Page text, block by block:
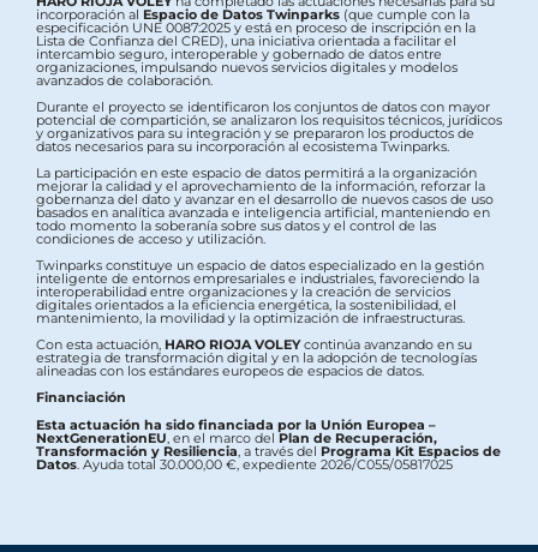
incorporación al Espacio de Datos Twinparks (que cumple con la
especificación UNE 0087:2025 y está en proceso de inscripción en la
Lista de Confianza del CRED), una iniciativa orientada a facilitar el
intercambio seguro, interoperable y gobernado de datos entre
organizaciones, impulsando nuevos servicios digitales y modelos
avanzados de colaboración.
Durante el proyecto se identificaron los conjuntos de datos con mayor
potencial de compartición, se analizaron los requisitos técnicos, jurídicos
y organizativos para su integración y se prepararon los productos de
datos necesarios para su incorporación al ecosistema Twinparks.
La participación en este espacio de datos permitirá a la organización
mejorar la calidad y el aprovechamiento de la información, reforzar la
gobernanza del dato y avanzar en el desarrollo de nuevos casos de uso
basados en analítica avanzada e inteligencia artificial, manteniendo en
todo momento la soberanía sobre sus datos y el control de las
condiciones de acceso y utilización.
Twinparks constituye un espacio de datos especializado en la gestión
inteligente de entornos empresariales e industriales, favoreciendo la
interoperabilidad entre organizaciones y la creación de servicios
digitales orientados a la eficiencia energética, la sostenibilidad, el
mantenimiento, la movilidad y la optimización de infraestructuras.
Con esta actuación, HARO RIOJA VOLEYcontinúa avanzando en su
estrategia de transformación digital y en la adopción de tecnologías
alineadas con los estándares europeos de espacios de datos.
Financiación
Esta actuación ha sido financiada por la Unión Europea –
NextGenerationEU , en el marco delPlan de Recuperación,
Transformación y Resiliencia , a través del Programa Kit Espacios de
Datos . Ayuda total 30.000,00 €, expediente 2026/C055/05817025